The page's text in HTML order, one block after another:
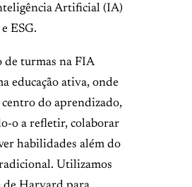
Artificial (IA)
ESG.
de turmas na FIA
educação ativa, onde
centro do aprendizado,
o a refletir, colaborar
habilidades além do
Utilizamos